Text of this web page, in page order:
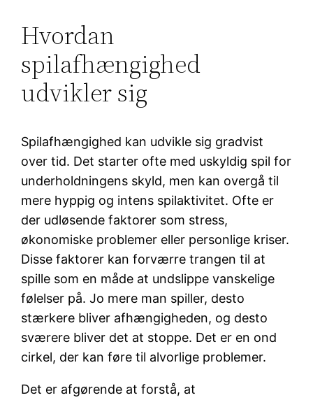
Hvordan
spilafhængighed
udvikler sig
Spilafhængighed kan udvikle sig gradvist
over tid. Det starter ofte med uskyldig spil for
underholdningens skyld, men kan overgå til
mere hyppig og intens spilaktivitet. Ofte er
der udløsende faktorer som stress,
økonomiske problemer eller personlige kriser.
Disse faktorer kan forværre trangen til at
spille som en måde at undslippe vanskelige
følelser på. Jo mere man spiller, desto
stærkere bliver afhængigheden, og desto
sværere bliver det at stoppe. Det er en ond
cirkel, der kan føre til alvorlige problemer.
Det er afgørende at forstå, at